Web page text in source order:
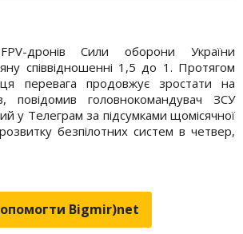
дронів Сили оборони України
співвідношенні 1,5 до 1. Протягом
ця перевага продовжує зростати на
повідомив головнокомандувач ЗСУ
у Телеграм за підсумками щомісячної
безпілотних систем в четвер,
Bigmir)net